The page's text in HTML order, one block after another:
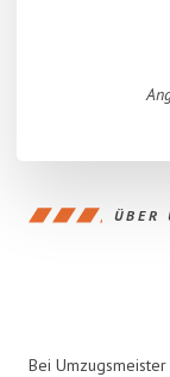
ÜBER
Bei